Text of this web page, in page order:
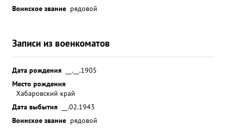
Воинское звание рядовой
Записи из военкоматов
Дата рождения
__.__.1905
Место рождения
Хабаровский край
Дата выбытия
__.02.1943
Воинское звание рядовой